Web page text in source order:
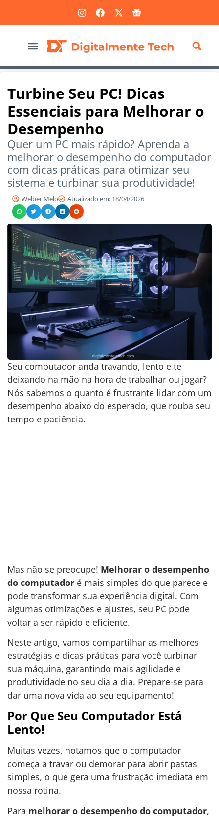
Turbine Seu PC! Dicas
Essenciais para Melhorar o
Desempenho
Quer um PC mais rápido? Aprenda a
melhorar o desempenho do computador
com dicas práticas para otimizar seu
sistema e turbinar sua produtividade!
Welber Melo Atualizado em: 18/04/2026
Seu computador anda travando, lento e te
deixando na mão na hora de trabalhar ou jogar?
Nós sabemos o quanto é frustrante lidar com um
desempenho abaixo do esperado, que rouba seu
tempo e paciência.
Mas não se preocupe! Melhorar o desempenho
do computador é mais simples do que parece e
pode transformar sua experiência digital. Com
algumas otimizações e ajustes, seu PC pode
voltar a ser rápido e eficiente.
Neste artigo, vamos compartilhar as melhores
estratégias e dicas práticas para você turbinar
sua máquina, garantindo mais agilidade e
produtividade no seu dia a dia. Prepare-se para
dar uma nova vida ao seu equipamento!
Por Que Seu Computador Está
Lento!
Muitas vezes, notamos que o computador
começa a travar ou demorar para abrir pastas
simples, o que gera uma frustração imediata em
nossa rotina.
Para melhorar o desempenho do computador,